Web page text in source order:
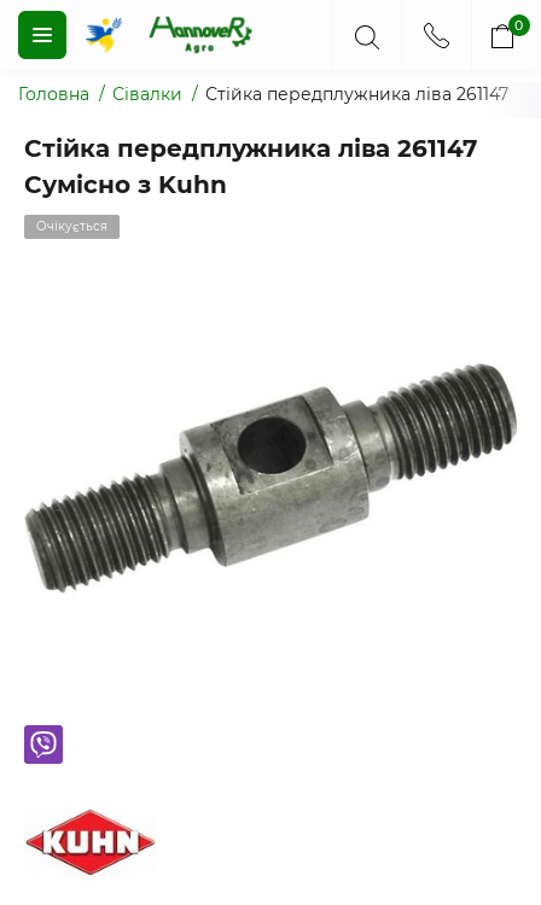
0
Головна Сівалки Стійка передплужника ліва 261147
Стійка передплужника ліва 261147
Сумісно з Kuhn
Очікується